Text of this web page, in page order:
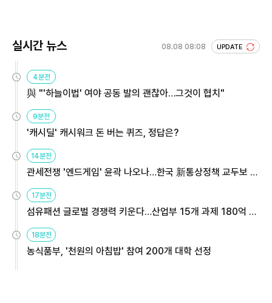
실시간 뉴스 08.08 08:08 UPDATE
4분전
與 "'하늘이법' 여야 공동 발의 괜찮아…그것이 협치"
9분전
'캐시딜' 캐시워크 돈 버는 퀴즈, 정답은?
14분전
관세전쟁 '엔드게임' 윤곽 나오나…한국 新통상정책 교두보 활
용해야
17분전
섬유패션 글로벌 경쟁력 키운다…산업부 15개 과제 180억 지
원
18분전
농식품부, '천원의 아침밥' 참여 200개 대학 선정